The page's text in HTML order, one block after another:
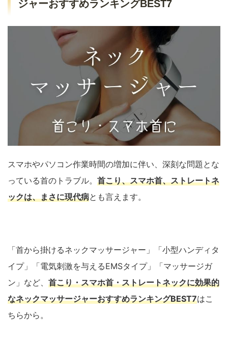
ジャーおすすめランキングBEST7
スマホやパソコン作業時間の増加に伴い、深刻な問題とな
っている首のトラブル。 首こり、スマホ首、ストレートネ
ックは、まさに現代病とも言えます。
「首から掛けるネックマッサージャー」「小型ハンディタ
イプ」「電気刺激を与えるEMSタイプ」「マッサージガ
ン」など、 首こり・スマホ首・ストレートネックに効果的
なネックマッサージャーおすすめランキングBEST7はこ
ちらから。